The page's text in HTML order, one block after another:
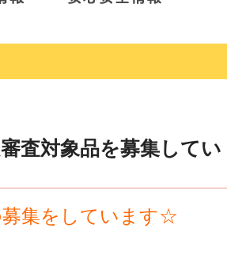
査対象品を募集してい
集をしています☆